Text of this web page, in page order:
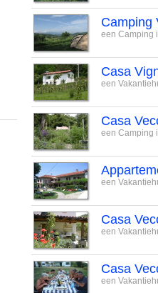
Camping
een Camping
Casa
een
Casa
een Camping
een
Casa
een
Casa
een